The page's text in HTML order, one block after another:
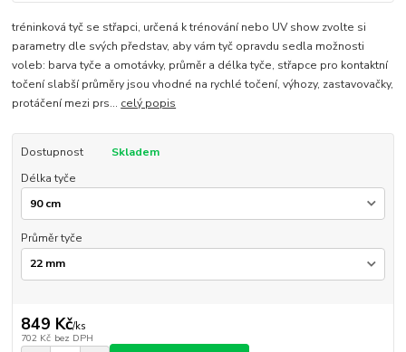
tréninková tyč se střapci, určená k trénování nebo UV show zvolte si
parametry dle svých představ, aby vám tyč opravdu sedla možnosti
voleb: barva tyče a omotávky, průměr a délka tyče, střapce pro kontaktní
točení slabší průměry jsou vhodné na rychlé točení, výhozy, zastavovačky,
protáčení mezi prs... celý popis
Dostupnost
Skladem
Délka tyče
Průměr tyče
849 Kč/ks
702 Kč bez DPH